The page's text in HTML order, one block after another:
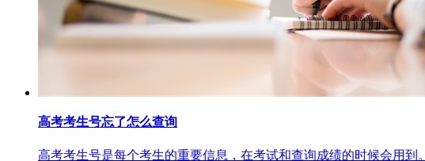
高考考生号忘了怎么查询
高考考生号是每个考生的重要信息，在考试和查询成绩的时候会用